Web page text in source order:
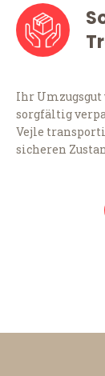
Ihr Umzugsgut
sorgfältig
Vejle
sicheren